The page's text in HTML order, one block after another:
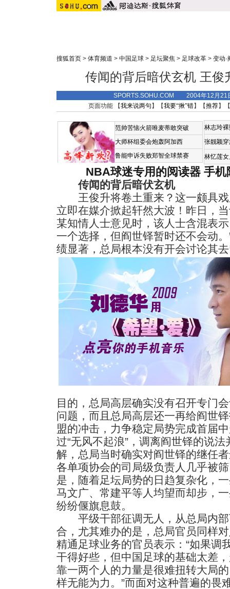
搜狐首页 > 体育频道 > 中国足球 > 足坛聚焦 > 足球改革 > 变动·
传闻的背后暗伏玄机 王俊
SPORTS.SOHU.COM 2004年12月21
页面功能 【我来说两句 】【我要“揪”错】【推荐】
范帅苦恼火箭唯麦蒂敢突破
大师杯组委会炮轰阿加西
鲁能申诉失败郑智全球禁赛
林志玲
张靓颖
林忆莲
NBA球迷专用的阅读器 手机
传闻的背后暗伏玄机
王俊升将卷土重来？这一颇具戏
立即在媒介掀起轩然大波！昨日，
某知情人士意见时，该人士含混表
一个选择，但阎世铎暂时还不会动
绩显著，总局根本没有开会讨论其
目的，总局高层确实没有召开专门
问题，而且总局高层还一再给阎世
盟的冲击，力争稳定局势完成首届
过“无风不起浪”，调离阎世铎的说
解，总局当时确实对阎世铎的继任
各单项协会的司局级负责人几乎被
是，随着足坛局势的日趋复杂化，
马文广、常建平等人均望而却步，
纷纷偃旗息鼓。
平级干部征调无人，从总局内部
合，尤其难办的是，总局官员同样
精通足球业务的官员表示：“如果调
干得好些，但中国足球的基础太差
靠一两个人的力量是很难扭转大局
样无能为力。”而面对这种普遍的畏